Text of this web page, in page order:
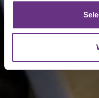
partners kunnen deze
verzameld op basis van
U kunt uw toestemming
intrekken via de
het ronde cookie-